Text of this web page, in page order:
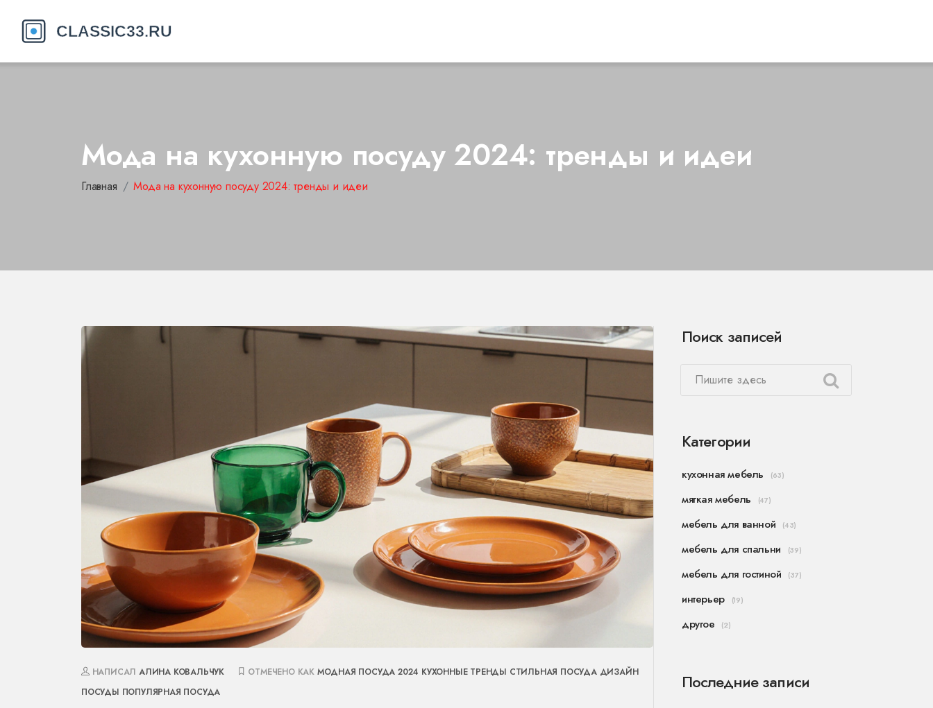
Мода на кухонную посуду 2024: тренды и идеи
Главная Мода на кухонную посуду 2024: тренды и идеи
НАПИСАЛАЛИНА КОВАЛЬЧУК ОТМЕЧЕНО КАК МОДНАЯ ПОСУДА 2024 КУХОННЫЕ ТРЕНДЫ СТИЛЬНАЯ ПОСУДА ДИЗАЙН
ПОСУДЫ ПОПУЛЯРНАЯ ПОСУДА
Поиск записей
Категории
кухонная мебель (63)
мягкая мебель (47)
мебель для ванной (43)
мебель для спальни (39)
мебель для гостиной (37)
интерьер (19)
другое (2)
Последние записи